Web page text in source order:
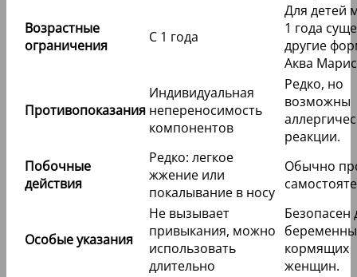
Возрастные
ограничения
С 1 года
Для детей
1 года
другие
Аква
Противопоказания
Индивидуальная
непереносимость
компонентов
Редко, но
возможны
реакции.
Побочные
действия
Редко: легкое
жжение или
покалывание в носу
Обычно
Особые указания
Не вызывает
привыкания, можно
использовать
длительно
Безопасен
кормящих
женщин.